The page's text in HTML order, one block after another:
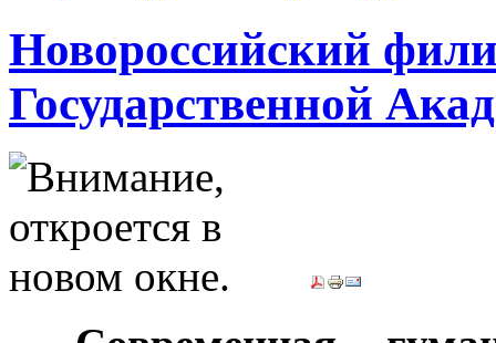
Новороссийский
Государственной